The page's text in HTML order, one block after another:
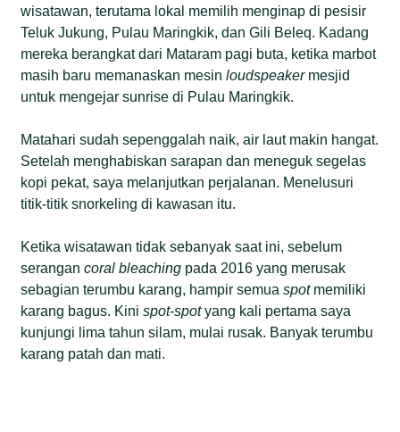
wisatawan, terutama lokal memilih menginap di pesisir
Teluk Jukung, Pulau Maringkik, dan Gili Beleq. Kadang
mereka berangkat dari Mataram pagi buta, ketika marbot
masih baru memanaskan mesinloudspeaker mesjid
untuk mengejar sunrise di Pulau Maringkik.
Matahari sudah sepenggalah naik, air laut makin hangat.
Setelah menghabiskan sarapan dan meneguk segelas
kopi pekat, saya melanjutkan perjalanan. Menelusuri
titik-titik snorkeling di kawasan itu.
Ketika wisatawan tidak sebanyak saat ini, sebelum
serangancoral bleaching pada 2016 yang merusak
sebagian terumbu karang, hampir semuaspot memiliki
karang bagus. Kinispot-spotyang kali pertama saya
kunjungi lima tahun silam, mulai rusak. Banyak terumbu
karang patah dan mati.